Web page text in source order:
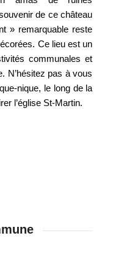
de ce château
» remarquable reste
Ce lieu est un
communales et
N’hésitez pas à vous
nique, le long de la
l’église St-Martin.